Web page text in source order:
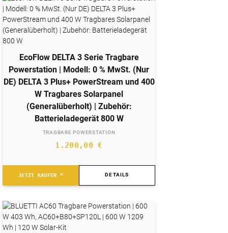
EcoFlow DELTA 3 Serie Tragbare
Powerstation | Modell: 0 % MwSt. (Nur
DE) DELTA 3 Plus+ PowerStream und 400
W Tragbares Solarpanel
(Generalüberholt) | Zubehör:
Batterieladegerät 800 W
TRAGBARE POWERSTATION
1.200,00€
JETZT KAUFEN * DETAILS